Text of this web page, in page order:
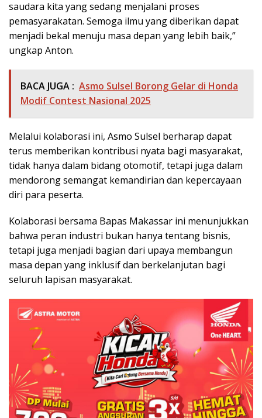
saudara kita yang sedang menjalani proses
pemasyarakatan. Semoga ilmu yang diberikan dapat
menjadi bekal menuju masa depan yang lebih baik,”
ungkap Anton.
BACA JUGA : Asmo Sulsel Borong Gelar di Honda
Modif Contest Nasional 2025
Melalui kolaborasi ini, Asmo Sulsel berharap dapat
terus memberikan kontribusi nyata bagi masyarakat,
tidak hanya dalam bidang otomotif, tetapi juga dalam
mendorong semangat kemandirian dan kepercayaan
diri para peserta.
Kolaborasi bersama Bapas Makassar ini menunjukkan
bahwa peran industri bukan hanya tentang bisnis,
tetapi juga menjadi bagian dari upaya membangun
masa depan yang inklusif dan berkelanjutan bagi
seluruh lapisan masyarakat.